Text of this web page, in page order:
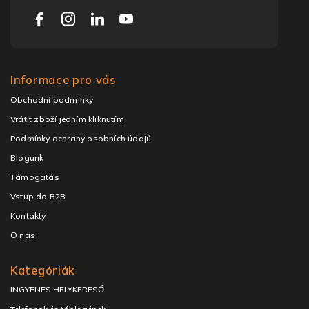
Informace pro vás
Obchodní podmínky
Vrátit zboží jedním kliknutím
Podmínky ochrany osobních údajů
Blogunk
Támogatás
Vstup do B2B
Kontakty
O nás
Kategóriák
INGYENES HELYKERESŐ